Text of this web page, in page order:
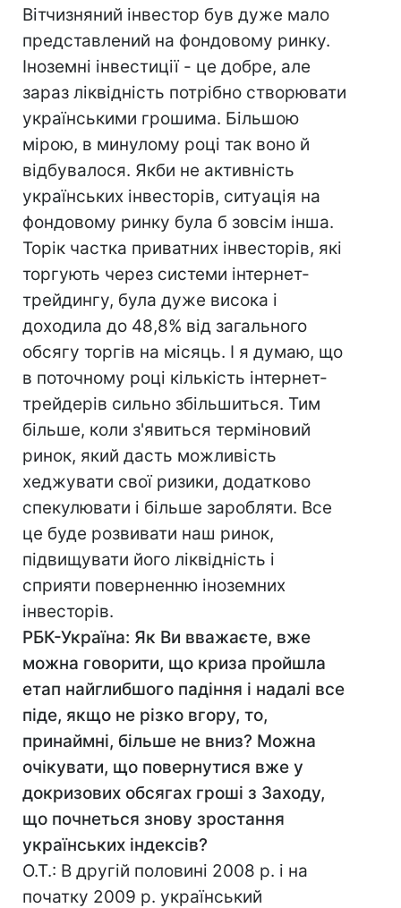
Вітчизняний інвестор був дуже мало
представлений на фондовому ринку.
Іноземні інвестиції - це добре, але
зараз ліквідність потрібно створювати
українськими грошима. Більшою
мірою, в минулому році так воно й
відбувалося. Якби не активність
українських інвесторів, ситуація на
фондовому ринку була б зовсім інша.
Торік частка приватних інвесторів, які
торгують через системи інтернет-
трейдингу, була дуже висока і
доходила до 48,8% від загального
обсягу торгів на місяць. І я думаю, що
в поточному році кількість інтернет-
трейдерів сильно збільшиться. Тим
більше, коли з'явиться терміновий
ринок, який дасть можливість
хеджувати свої ризики, додатково
спекулювати і більше заробляти. Все
це буде розвивати наш ринок,
підвищувати його ліквідність і
сприяти поверненню іноземних
інвесторів.
РБК-Україна: Як Ви вважаєте, вже
можна говорити, що криза пройшла
етап найглибшого падіння і надалі все
піде, якщо не різко вгору, то,
принаймні, більше не вниз? Можна
очікувати, що повернутися вже у
докризових обсягах гроші з Заходу,
що почнеться знову зростання
українських індексів?
О.Т.: В другій половині 2008 р. і на
початку 2009 р. український